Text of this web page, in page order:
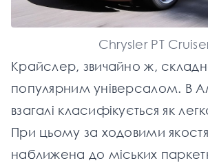
Chrysler PT
Крайслер, звичайно ж,
популярним універсалом. В
взагалі класифікується як
При цьому за ходовими
наближена до міських